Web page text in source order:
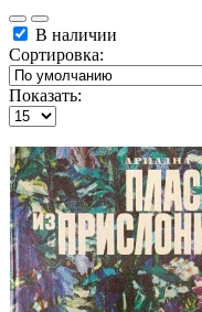
В наличии
Сортировка:
Показать: